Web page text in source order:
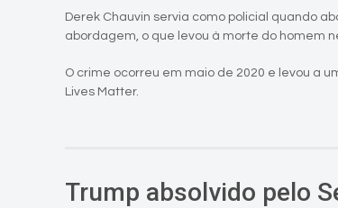
Derek Chauvin servia como policial quando
abordagem, o que levou à morte do homem
O crime ocorreu em maio de 2020 e levou a
Lives Matter.
Trump absolvido pelo